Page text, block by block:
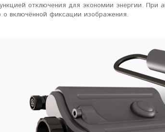
охоты днем и
Семену за
Очень
Nocpix."
отключения для экономии энергии. При
включённой фиксации изображения.